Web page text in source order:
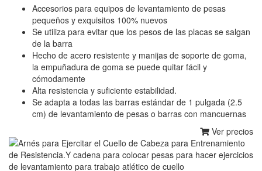
Accesorios para equipos de levantamiento de pesas
pequeños y exquisitos 100% nuevos
Se utiliza para evitar que los pesos de las placas se salgan
de la barra
Hecho de acero resistente y manijas de soporte de goma,
la empuñadura de goma se puede quitar fácil y
cómodamente
Alta resistencia y suficiente estabilidad.
Se adapta a todas las barras estándar de 1 pulgada (2.5
cm) de levantamiento de pesas o barras con mancuernas
Ver precios